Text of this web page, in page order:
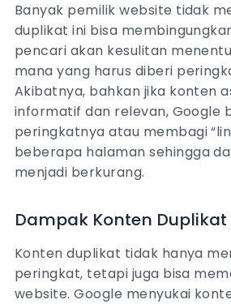
Banyak pemilik website tidak
duplikat ini bisa
pencari akan kesulitan
mana yang harus diberi
Akibatnya, bahkan jika konten
informatif dan relevan, Google
peringkatnya atau membagi
beberapa halaman sehingga
menjadi berkurang.
Dampak Konten Duplikat
Konten duplikat tidak hanya
peringkat, tetapi juga bisa
website. Google menyukai